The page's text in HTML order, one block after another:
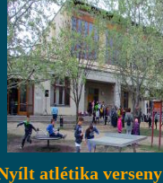
atlétika verseny